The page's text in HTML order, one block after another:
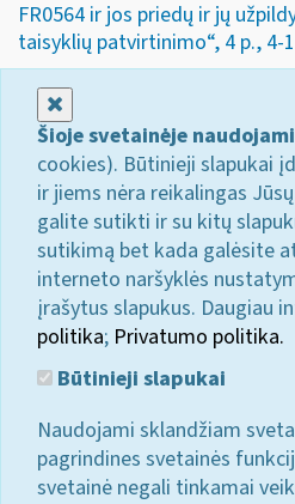
FR0564 ir jos priedų ir jų
taisyklių patvirtinimo“, 4 p., 4-
Šioje svetainėje
cookies). Būtinieji slapukai
ir jiems nėra reikalingas
galite sutikti ir su kitų
sutikimą bet kada galėsite
interneto naršyklės
įrašytus slapukus. Daugiau
politika; Privatumo politika.
Būtinieji slapukai
Naudojami sklandžiam
pagrindines svetainės
svetainė negali tinkamai